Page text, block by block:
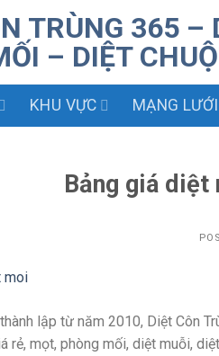
KHU VỰC MẠNG LƯỚI
Bảng giá diệt
lập từ năm 2010, Diệt Côn
rẻ, mọt, phòng mối, diệt muỗi,